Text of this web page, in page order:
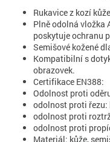
Rukavice z kozí
Plně odolná vložka
poskytuje ochranu
Semišové kožené
Kompatibilní s
obrazovek.
Certifikace EN388:
Odolnost proti
odolnost proti řezu:
odolnost proti
odolnost proti
Materiál: kůže,